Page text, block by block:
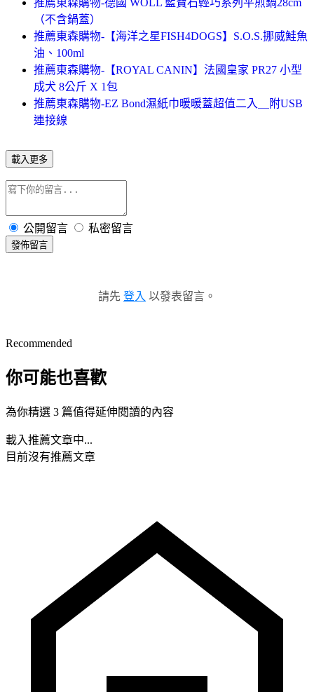
（不含鍋蓋）
推薦東森購物-【海洋之星FISH4DOGS】S.O.S.挪威鮭魚
油、100ml
推薦東森購物-【ROYAL CANIN】法國皇家 PR27 小型
成犬 8公斤 X 1包
推薦東森購物-EZ Bond濕紙巾暖暖蓋超值二入＿附USB
連接線
載入更多
公開留言 私密留言
發佈留言
請先 登入 以發表留言。
Recommended
你可能也喜歡
為你精選 3 篇值得延伸閱讀的內容
載入推薦文章中...
目前沒有推薦文章